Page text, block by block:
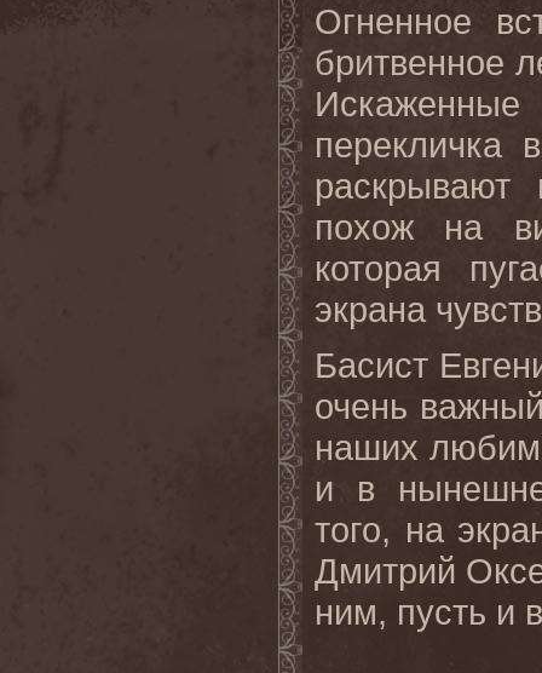
Огненное
бритвенное
Искаженные
перекличка
похож на
которая
экрана
Басист
очень
наших
и в
того, на
Дмитрий
ним, пусть и